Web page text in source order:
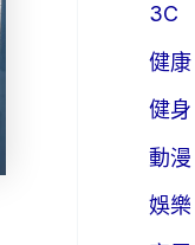
3C
健康
健身
動漫
娛樂